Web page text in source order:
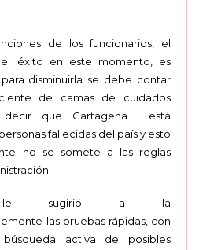
de los funcionarios, el
éxito en este momento, es
disminuirla se debe contar
de camas de cuidados
decir que Cartagena está
fallecidas del país y esto
no se somete a las reglas
le sugirió a la
las pruebas rápidas, con
activa de posibles